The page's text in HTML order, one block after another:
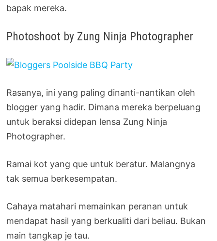
bapak mereka.
Photoshoot by Zung Ninja Photographer
Rasanya, ini yang paling dinanti-nantikan oleh
blogger yang hadir. Dimana mereka berpeluang
untuk beraksi didepan lensa Zung Ninja
Photographer.
Ramai kot yang que untuk beratur. Malangnya
tak semua berkesempatan.
Cahaya matahari memainkan peranan untuk
mendapat hasil yang berkualiti dari beliau. Bukan
main tangkap je tau.